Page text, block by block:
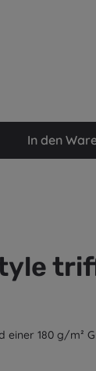
In den
einer 180 g/m²